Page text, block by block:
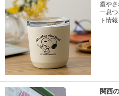
癒や
一息
ト情
関西